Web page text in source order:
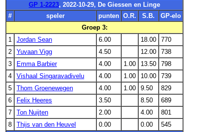
GP 1-2223, 2022-10-29, De Giessen en Linge
#
speler punten O.R. S.B.
GP-elo
Groep 3:
1
Jordan Sean 6.00 18.00
770
2
Yuvaan Vigg 4.50 12.00
738
3
Emma Barbier 4.00 1.00 13.50
798
4
Vishaal Singaravadivelu 4.00 1.00 10.00
739
5
Thom Groenewegen 4.00 1.00 9.50
829
6
Felix Heeres 3.50 8.50
689
7
Ton Nuijten 2.00 4.00
801
8
Thijs van den Heuvel 0.00 0.00
545